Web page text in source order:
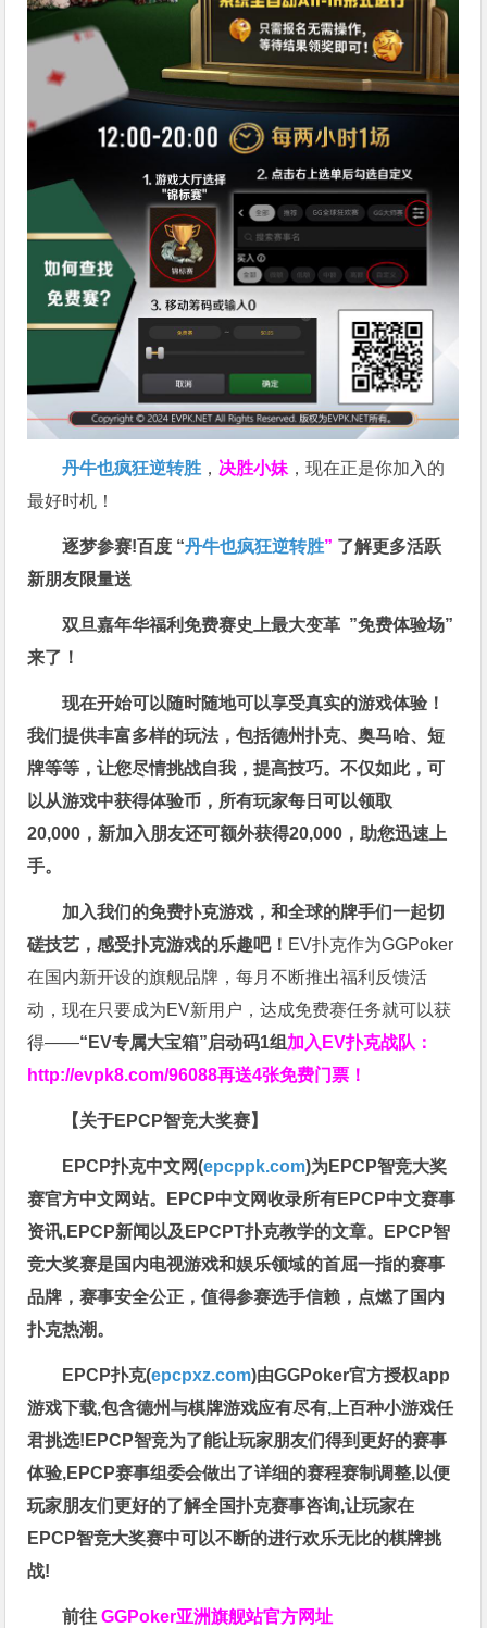
丹牛也疯狂逆转胜 ， 决胜小妹 ，现在正是你加入的
最好时机！
逐梦参赛!百度 “丹牛也疯狂逆转胜” 了解更多活跃
新朋友限量送
双旦嘉年华福利免费赛史上最大变革 ”免费体验场”
来了！
现在开始可以随时随地可以享受真实的游戏体验！
我们提供丰富多样的玩法，包括德州扑克、奥马哈、短
牌等等，让您尽情挑战自我，提高技巧。不仅如此，可
以从游戏中获得体验币，所有玩家每日可以领取
20,000，新加入朋友还可额外获得20,000，助您迅速上
手。
加入我们的免费扑克游戏，和全球的牌手们一起切
磋技艺，感受扑克游戏的乐趣吧！ EV扑克作为GGPoker
在国内新开设的旗舰品牌，每月不断推出福利反馈活
动，现在只要成为EV新用户，达成免费赛任务就可以获
得——“EV专属大宝箱”启动码1组 加入EV扑克战队：
http://evpk8.com/96088再送4张免费门票！
【关于EPCP智竞大奖赛】
EPCP扑克中文网(epcppk.com)为EPCP智竞大奖
赛官方中文网站。EPCP中文网收录所有EPCP中文赛事
资讯,EPCP新闻以及EPCPT扑克教学的文章。EPCP智
竞大奖赛是国内电视游戏和娱乐领域的首屈一指的赛事
品牌，赛事安全公正，值得参赛选手信赖，点燃了国内
扑克热潮。
EPCP扑克(epcpxz.com)由GGPoker官方授权app
游戏下载,包含德州与棋牌游戏应有尽有,上百种小游戏任
君挑选!EPCP智竞为了能让玩家朋友们得到更好的赛事
体验,EPCP赛事组委会做出了详细的赛程赛制调整,以便
玩家朋友们更好的了解全国扑克赛事咨询,让玩家在
EPCP智竞大奖赛中可以不断的进行欢乐无比的棋牌挑
战!
前往GGPoker亚洲旗舰站官方网址